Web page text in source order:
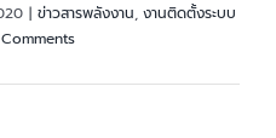
| ข่าวสารพลังงาน, งานติดตั้งระบบ